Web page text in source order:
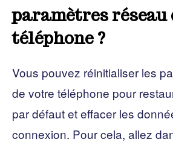
paramètres réseau
téléphone ?
Vous pouvez réinitialiser les
de votre téléphone pour
par défaut et effacer les
connexion. Pour cela, allez